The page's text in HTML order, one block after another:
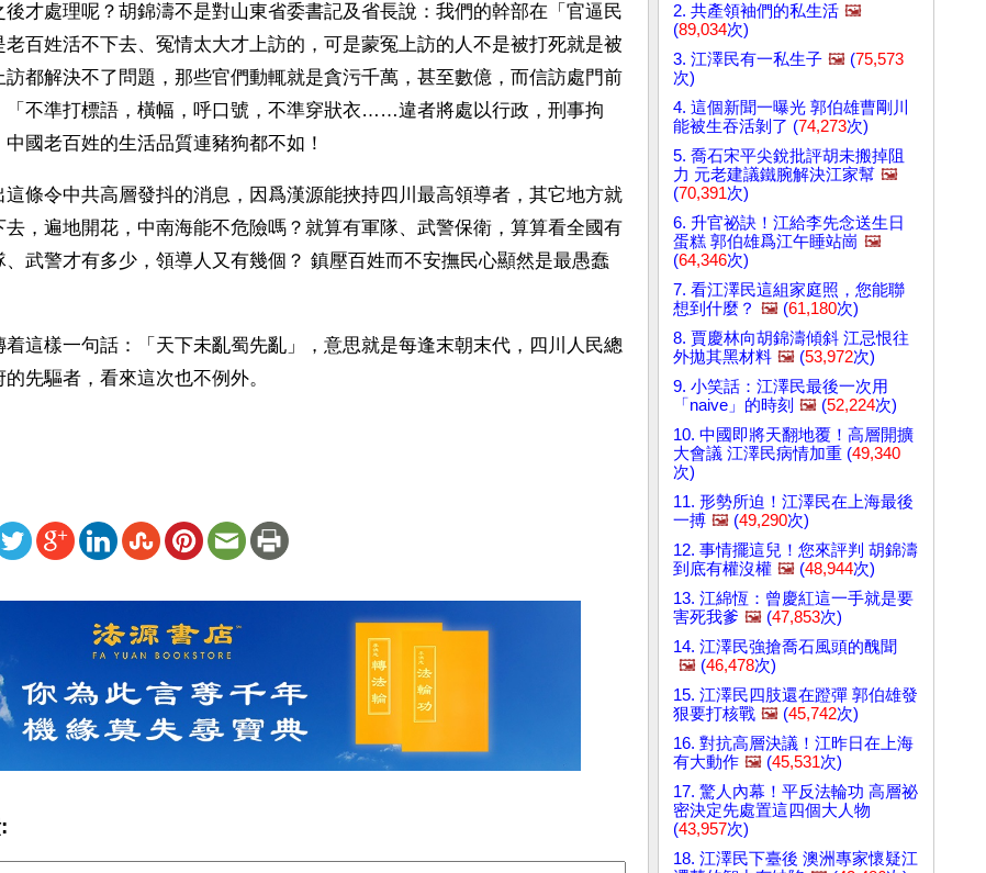
後才處理呢？胡錦濤不是對山東省委書記及省長說：我們的幹部在「官逼民
老百姓活不下去、冤情太大才上訪的，可是蒙冤上訪的人不是被打死就是被
訪都解決不了問題，那些官們動輒就是貪污千萬，甚至數億，而信訪處門前
「不準打標語，橫幅，呼口號，不準穿狀衣……違者將處以行政，刑事拘
國老百姓的生活品質連豬狗都不如！
這條令中共高層發抖的消息，因爲漢源能挾持四川最高領導者，其它地方就
去，遍地開花，中南海能不危險嗎？就算有軍隊、武警保衛，算算看全國有
、武警才有多少，領導人又有幾個？ 鎮壓百姓而不安撫民心顯然是最愚蠢
着這樣一句話：「天下未亂蜀先亂」，意思就是每逢末朝末代，四川人民總
先驅者，看來這次也不例外。
2. 共產領袖們的私生活 🖼️
(89,034次)
3. 江澤民有一私生子 🖼️ (75,573
次)
4. 這個新聞一曝光 郭伯雄曹剛川
能被生吞活剝了 (74,273次)
5. 喬石宋平尖銳批評胡未搬掉阻
力 元老建議鐵腕解決江家幫 🖼️
(70,391次)
6. 升官祕訣！江給李先念送生日
蛋糕 郭伯雄爲江午睡站崗 🖼️
(64,346次)
7. 看江澤民這組家庭照，您能聯
想到什麼？ 🖼️ (61,180次)
8. 賈慶林向胡錦濤傾斜 江忌恨往
外拋其黑材料 🖼️ (53,972次)
9. 小笑話：江澤民最後一次用
「naive」的時刻 🖼️ (52,224次)
10. 中國即將天翻地覆！高層開擴
大會議 江澤民病情加重 (49,340
次)
11. 形勢所迫！江澤民在上海最後
一搏 🖼️ (49,290次)
12. 事情擺這兒！您來評判 胡錦濤
到底有權沒權 🖼️ (48,944次)
13. 江綿恆：曾慶紅這一手就是要
害死我爹 🖼️ (47,853次)
14. 江澤民強搶喬石風頭的醜聞
🖼️ (46,478次)
15. 江澤民四肢還在蹬彈 郭伯雄發
狠要打核戰 🖼️ (45,742次)
16. 對抗高層決議！江昨日在上海
有大動作 🖼️ (45,531次)
17. 驚人內幕！平反法輪功 高層祕
密決定先處置這四個大人物
(43,957次)
18. 江澤民下臺後 澳洲專家懷疑江